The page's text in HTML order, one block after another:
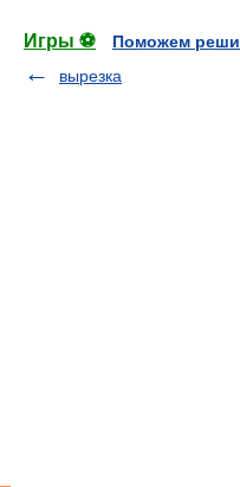
Игры ⚽
Поможем
вырезка